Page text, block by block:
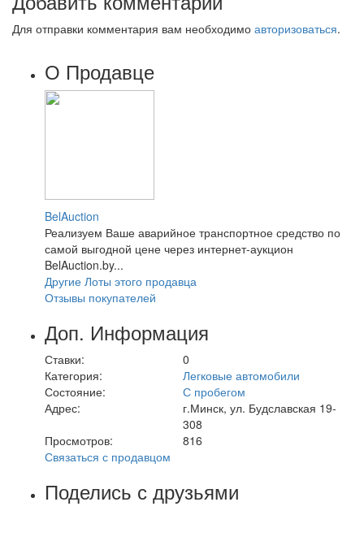
Для отправки комментария вам необходимо авторизоваться.
О Продавце
BelAuction
Реализуем Ваше аварийное транспортное средство по
самой выгодной цене через интернет-аукцион
BelAuction.by...
Другие Лоты этого продавца
Отзывы покупателей
Доп. Информация
Ставки:
0
Категория:
Легковые автомобили
Состояние:
С пробегом
Адрес:
г.Минск, ул. Будславская 19-
308
Просмотров:
816
Связаться с продавцом
Поделись с друзьями